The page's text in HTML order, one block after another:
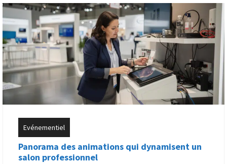
Evénementiel
Panorama des animations qui dynamisent un
salon professionnel